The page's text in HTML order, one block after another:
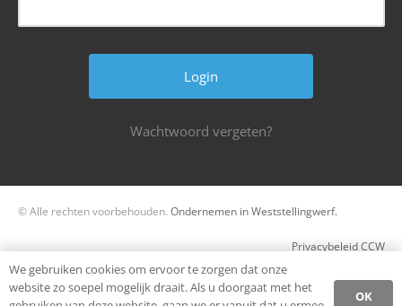
Wachtwoord vergeten?
© Alle rechten voorbehouden. Ondernemen in Weststellingwerf.
Privacybeleid CCW
Register
We gebruiken cookies om ervoor te zorgen dat onze
website zo soepel mogelijk draait. Als u doorgaat met het
OK